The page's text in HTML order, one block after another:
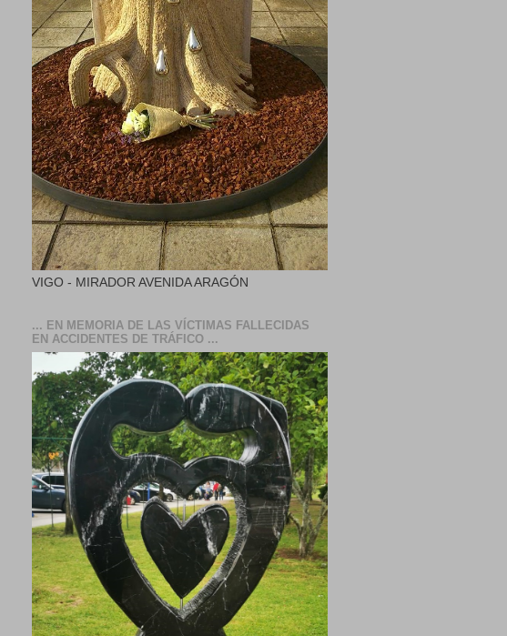
VIGO - MIRADOR AVENIDA ARAGÓN
... EN MEMORIA DE LAS VÍCTIMAS FALLECIDAS
EN ACCIDENTES DE TRÁFICO ...